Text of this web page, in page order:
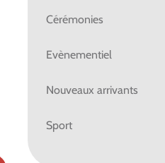
Cérémonies
Evènementiel
Nouveaux arrivants
Sport